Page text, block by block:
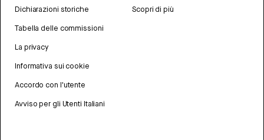
Dichiarazioni storiche
Tabella delle commissioni
La privacy
Informativa sui cookie
Accordo con l'utente
Avviso per gli Utenti Italiani
Scopri di più